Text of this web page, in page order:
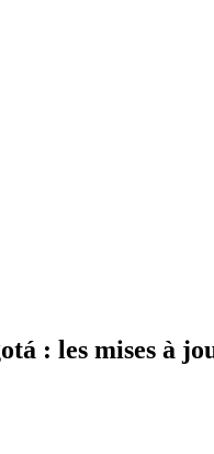
: les mises à